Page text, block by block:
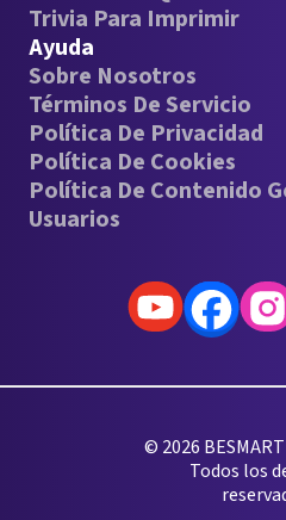
Trivia Para Imprimir
Ayuda
Sobre Nosotros
Términos De Servicio
Política De Privacidad
Política De Cookies
Política De Contenido
Usuarios
© 2026 BESMART
Todos los